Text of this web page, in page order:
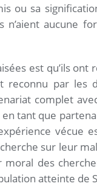
ou sa
n’aient aucune
est qu’ils
par les
complet
tant que
vécue
sur leur
des
atteinte de